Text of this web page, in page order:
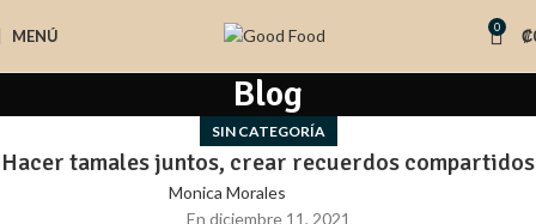
MENÚ 0 ₡
Blog
SIN CATEGORÍA
Hacer tamales juntos, crear recuerdos compartidos
Monica Morales
En diciembre 11, 2021